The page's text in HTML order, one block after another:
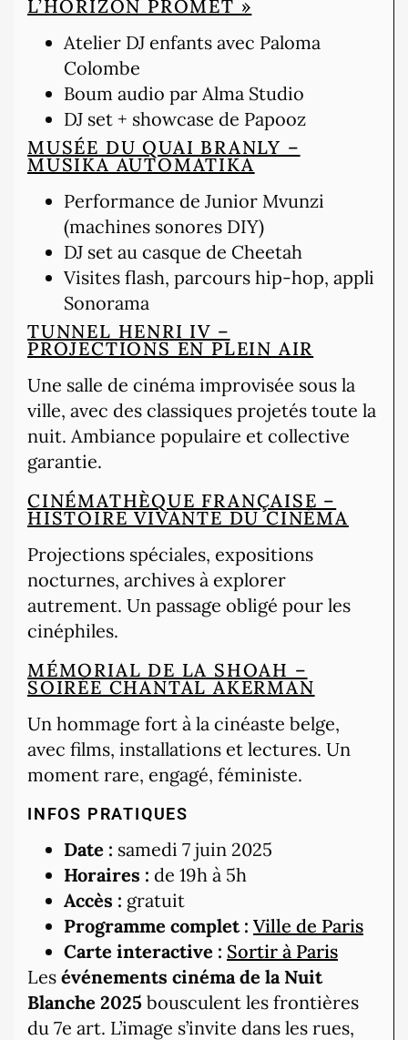
L’HORIZON PROMET »
Atelier DJ enfants avec Paloma
Colombe
Boum audio par Alma Studio
DJ set + showcase de Papooz
MUSÉE DU QUAI BRANLY –
MUSIKA AUTOMATIKA
Performance de Junior Mvunzi
(machines sonores DIY)
DJ set au casque de Cheetah
Visites flash, parcours hip-hop, appli
Sonorama
TUNNEL HENRI IV –
PROJECTIONS EN PLEIN AIR
Une salle de cinéma improvisée sous la
ville, avec des classiques projetés toute la
nuit. Ambiance populaire et collective
garantie.
CINÉMATHÈQUE FRANÇAISE –
HISTOIRE VIVANTE DU CINÉMA
Projections spéciales, expositions
nocturnes, archives à explorer
autrement. Un passage obligé pour les
cinéphiles.
MÉMORIAL DE LA SHOAH –
SOIRÉE CHANTAL AKERMAN
Un hommage fort à la cinéaste belge,
avec films, installations et lectures. Un
moment rare, engagé, féministe.
INFOS PRATIQUES
Date : samedi 7 juin 2025
Horaires : de 19h à 5h
Accès : gratuit
Programme complet : Ville de Paris
Carte interactive : Sortir à Paris
Les événements cinéma de la Nuit
Blanche 2025 bousculent les frontières
du 7e art. L’image s’invite dans les rues,